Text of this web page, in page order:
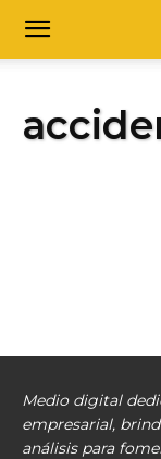
Medio digital
empresarial,
análisis para